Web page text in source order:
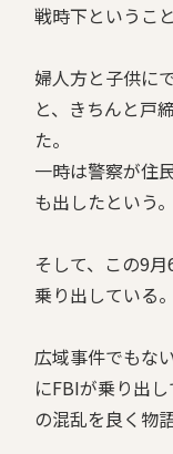
戦時下というこ
婦人方と子供に
と、きちんと戸
た。
一時は警察が住
も出したという。
そして、この9
乗り出している。
広域事件でもな
にFBIが乗り出し
の混乱を良く物